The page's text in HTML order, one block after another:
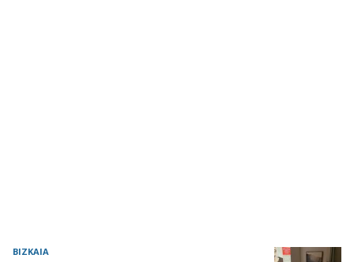
BIZKAIA